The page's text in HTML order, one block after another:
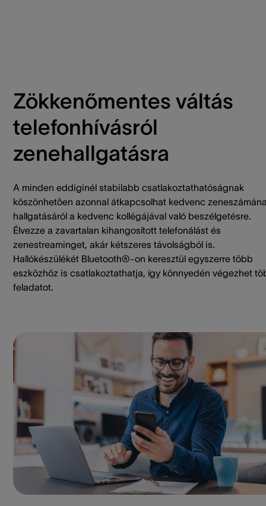
Zökkenőmentes váltás
telefonhívásról
zenehallgatásra
A minden eddiginél stabilabb csatlakoztathatóságnak
köszönhetően azonnal átkapcsolhat kedvenc
hallgatásáról a kedvenc kollégájával való beszélgetésre.
Élvezze a zavartalan kihangosított telefonálást és
zenestreaminget, akár kétszeres távolságból is.
Hallókészülékét Bluetooth®-on keresztül egyszerre több
eszközhöz is csatlakoztathatja, így könnyedén végezhet
feladatot.